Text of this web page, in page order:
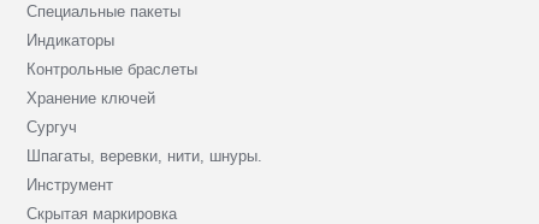
Специальные пакеты
Индикаторы
Контрольные браслеты
Хранение ключей
Сургуч
Шпагаты, веревки, нити, шнуры.
Инструмент
Скрытая маркировка